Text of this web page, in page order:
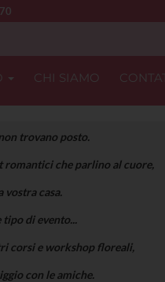
CHI SIAMO
trovano posto.
romantici che parlino al cuore,
vostra casa.
di evento...
corsi e workshop floreali,
con le amiche.